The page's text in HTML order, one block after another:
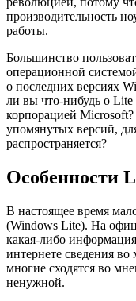
производительность
работы.
Большинство
операционной
о последних версиях
ли вы что-нибудь о Lite
корпорацией
упомянутых версий,
распространяется?
Особенности
В настоящее время
(Windows Lite). На
какая-либо
интернете сведения
многие сходятся во
ненужной.